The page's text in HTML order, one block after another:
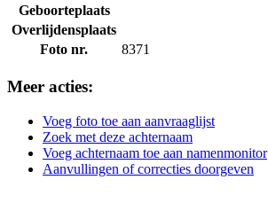
Geboorteplaats
Overlijdensplaats
Foto nr.
8371
Meer acties:
Voeg foto toe aan aanvraaglijst
Zoek met deze achternaam
Voeg achternaam toe aan namenmonitor
Aanvullingen of correcties doorgeven